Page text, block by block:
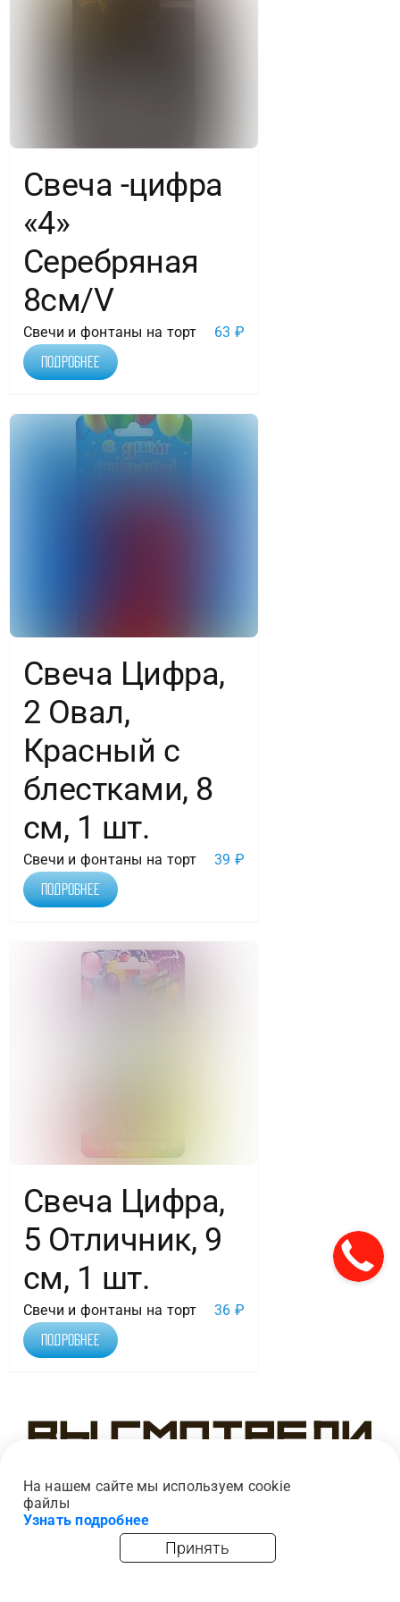
Свеча -цифра
«4»
Серебряная
8см/V
Свечи и фонтаны на торт 63 ₽
Подробнее
Свеча Цифра,
2 Овал,
Красный с
блестками, 8
см, 1 шт.
Свечи и фонтаны на торт 39 ₽
Подробнее
Свеча Цифра,
5 Отличник, 9
см, 1 шт.
Свечи и фонтаны на торт 36 ₽
Подробнее
Вы смотрели
На нашем сайте мы используем cookie
файлы
Узнать подробнее
Принять